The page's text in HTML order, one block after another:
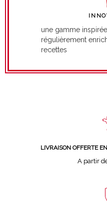
une gamme
régulièrement
recettes
LIVRAISON OFFERTE
A partir